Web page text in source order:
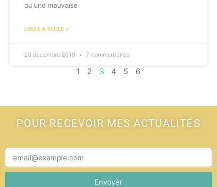
ou une mauvaise
LIRE LA SUITE »
20 décembre 2019 7 commentaires
1 2 3 4 5 6
POUR RECEVOIR MES ACTUALITÉS
Envoyer